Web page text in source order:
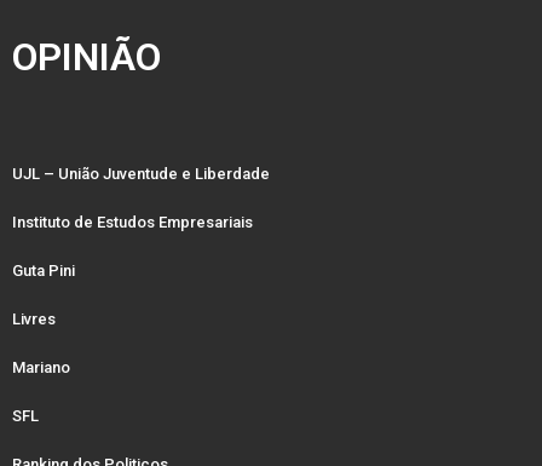
OPINIÃO
UJL – União Juventude e Liberdade
Instituto de Estudos Empresariais
Guta Pini
Livres
Mariano
SFL